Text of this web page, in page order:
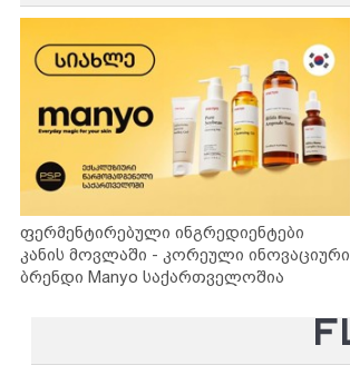
ფერმენტირებული ინგრედიენტები
კანის მოვლაში - კორეული ინოვაციური
ბრენდი Manyo საქართველოშია